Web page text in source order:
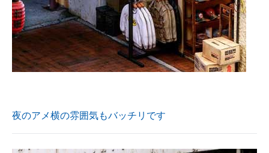
夜のアメ横の雰囲気もバッチリです